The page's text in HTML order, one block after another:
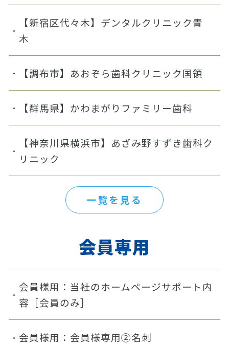
【新宿区代々木】デンタルクリニック青
木
【調布市】あおぞら歯科クリニック国領
【群馬県】かわまがりファミリー歯科
【神奈川県横浜市】あざみ野すずき歯科ク
リニック
一覧を見る
会員専用
会員様用：当社のホームページサポート内
容［会員のみ］
会員様用：会員様専用②名刺